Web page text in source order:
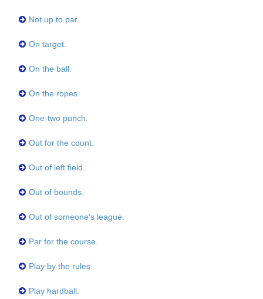
Not up to par.
On target.
On the ball.
On the ropes.
One-two punch.
Out for the count.
Out of left field.
Out of bounds.
Out of someone's league.
Par for the course.
Play by the rules.
Play hardball.